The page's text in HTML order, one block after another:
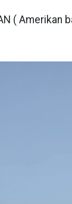
( Amerikan